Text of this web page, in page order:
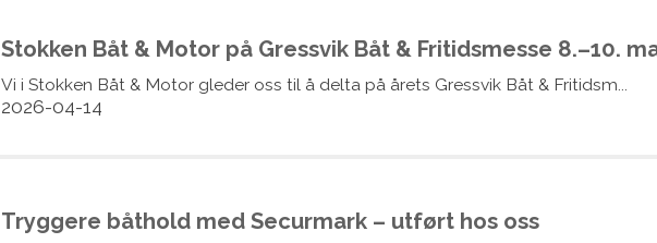
Stokken Båt & Motor på Gressvik Båt & Fritidsmesse 8.–10.
Vi i Stokken Båt & Motor gleder oss til å delta på årets Gressvik Båt & Fritidsm...
2026-04-14
Tryggere båthold med Securmark – utført hos oss